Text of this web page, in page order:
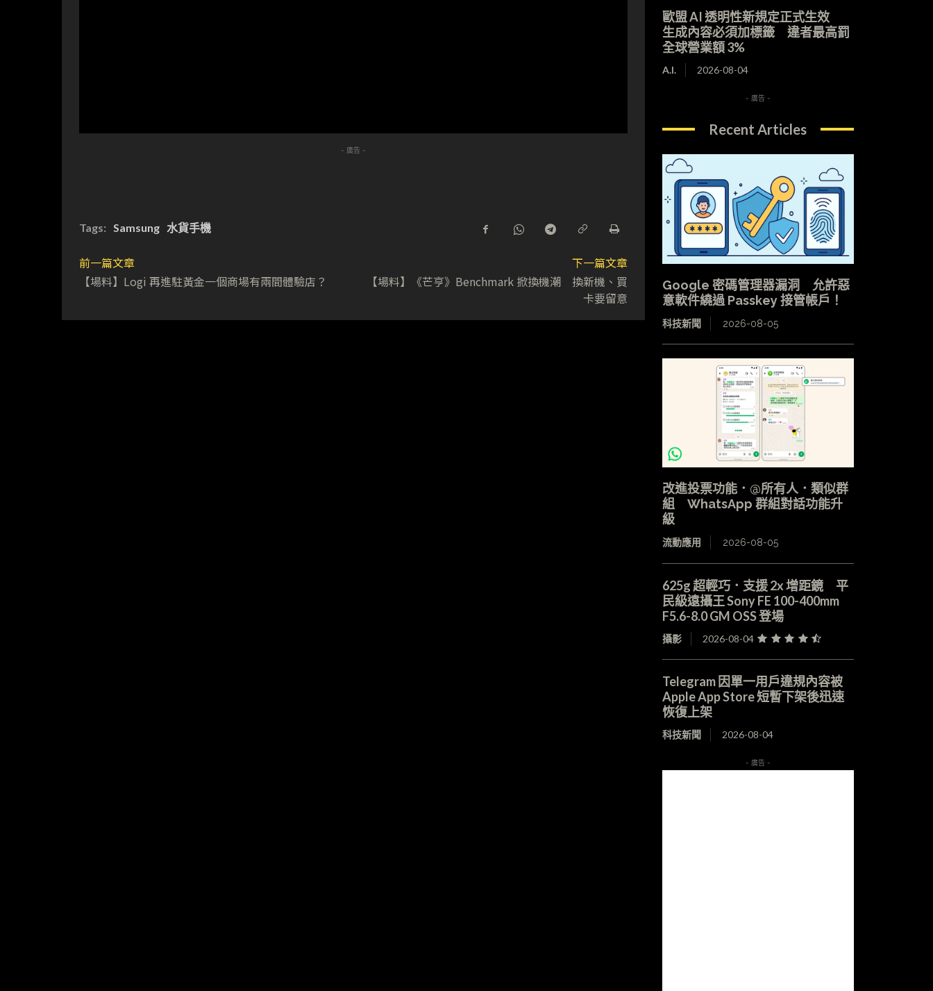
- 廣告 -
Tags: Samsung 水貨手機
前一篇文章
【場料】Logi 再進駐黃金一個商場有兩間體驗店？
下一篇文章
【場料】《芒亨》Benchmark 掀換機潮 換新機、買
卡要留意
歐盟 AI 透明性新規定正式生效
生成內容必須加標籤 違者最高罰
全球營業額 3%
A.I. 2026-08-04
- 廣告 -
Recent Articles
Google 密碼管理器漏洞 允許惡
意軟件繞過 Passkey 接管帳戶！
科技新聞 2026-08-05
改進投票功能．@所有人．類似群
組 WhatsApp 群組對話功能升
級
流動應用 2026-08-05
625g 超輕巧．支援 2x 增距鏡 平
民級遠攝王 Sony FE 100-400mm
F5.6-8.0 GM OSS 登場
攝影 2026-08-04
Telegram 因單一用戶違規內容被
Apple App Store 短暫下架後迅速
恢復上架
科技新聞 2026-08-04
- 廣告 -